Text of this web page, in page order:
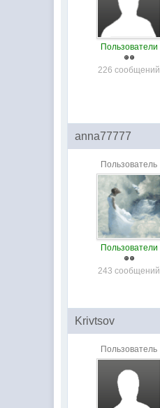
Пользователи
226 сообщений
anna77777
Пользователь
Пользователи
243 сообщений
Krivtsov
Пользователь